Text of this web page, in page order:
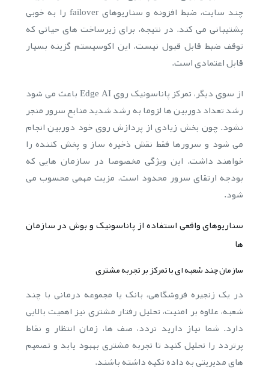
چند سایت، ضبط افزونه و سناریوهای failover را به خوبی
پشتیبانی می کند. در نتیجه، برای زیرساخت های حیاتی که
توقف ضبط قابل قبول نیست، این اکوسیستم گزینه بسیار
قابل اعتمادی است.
از سوی دیگر، تمرکز پاناسونیک روی Edge AI باعث می شود
رشد تعداد دوربین ها لزوما به رشد شدید منابع سرور منجر
نشود. چون بخش زیادی از پردازش روی خود دوربین انجام
می شود و سرورها فقط نقش ذخیره ساز و پخش کننده را
خواهند داشت. این ویژگی مخصوصا در سازمان هایی که
بودجه ارتقای سرور محدود است، مزیت مهمی محسوب می
شود.
سناریوهای واقعی استفاده از پاناسونیک و بوش در سازمان
ها
سازمان چند شعبه ای با تمرکز بر تجربه مشتری
در یک زنجیره فروشگاهی، بانک یا مجموعه درمانی با چند
شعبه، علاوه بر امنیت، تحلیل رفتار مشتری نیز اهمیت بالایی
دارد. شما نیاز دارید تردد، صف ها، زمان انتظار و نقاط
پرتردد را تحلیل کنید تا تجربه مشتری بهبود یابد و تصمیم
های مدیریتی به داده تکیه داشته باشند.